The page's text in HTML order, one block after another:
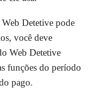
Detetive pode
você deve
Web Detetive
funções do período
pago.